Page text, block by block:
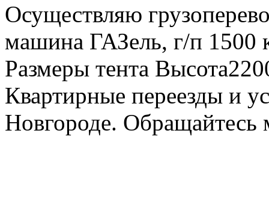
Осуществляю
машина ГАЗель, г/п 1500
Размеры тента
Квартирные переезды и
Новгороде.